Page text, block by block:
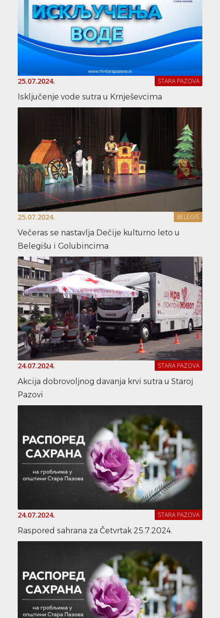
25.07.2024. STARA PAZOVA
Isključenje vode sutra u Krnješevcima
25.07.2024. BELEGIŠ
Večeras se nastavlja Dečije kulturno leto u
Belegišu i Golubincima
24.07.2024. STARA PAZOVA
Akcija dobrovoljnog davanja krvi sutra u Staroj
Pazovi
24.07.2024. STARA PAZOVA
Raspored sahrana za Četvrtak 25.7.2024.